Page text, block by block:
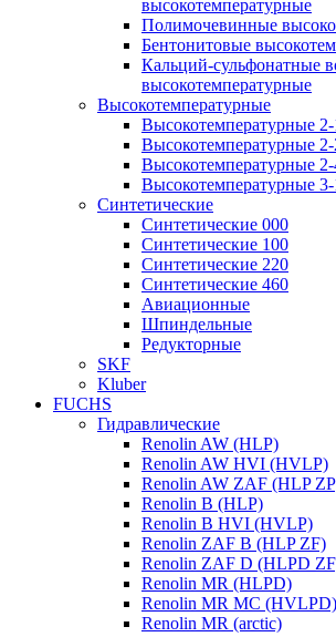
высокотемпературные
Полимочевинные
Бентонитовые
Кальций-сульфонатные
высокотемпературные
Высокотемпературные
Высокотемпературные
Высокотемпературные
Высокотемпературные
Высокотемпературные
Синтетические
Синтетические 000
Синтетические 100
Синтетические 220
Синтетические 460
Авиационные
Шпиндельные
Редукторные
SKF
Kluber
FUCHS
Гидравлические
Renolin AW (HLP)
Renolin AW HVI (HVLP)
Renolin AW ZAF (HLP
Renolin B (HLP)
Renolin B HVI (HVLP)
Renolin ZAF B (HLP ZF)
Renolin ZAF D (HLPD
Renolin MR (HLPD)
Renolin MR MC (HVLPD)
Renolin MR (arctic)